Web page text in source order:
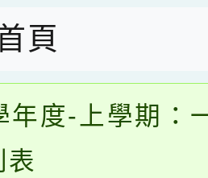
頁
年度-上學期：
表